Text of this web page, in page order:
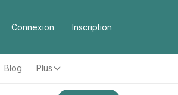
Connexion Inscription
Blog Plus